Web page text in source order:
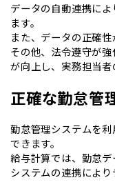
データの自動連携に
ます。
また、データの正確
その他、法令遵守が
が向上し、実務担当者
正確な勤怠管
勤怠管理システムを
できます。
給与計算では、勤怠
システムの連携によ